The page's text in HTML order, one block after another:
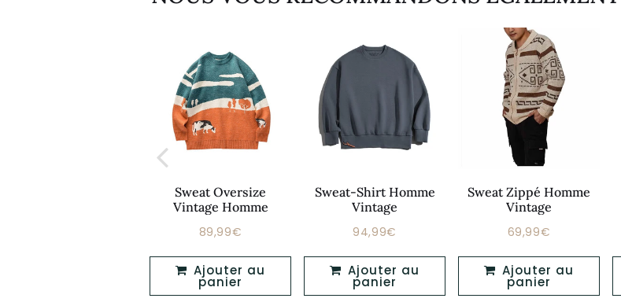
Sweat Oversize
Vintage Homme
Prix
89,99€
panier
Sweat-Shirt Homme
Vintage
Prix
94,99€
panier
Sweat Zippé Homme
Vintage
Prix
69,99€
panier